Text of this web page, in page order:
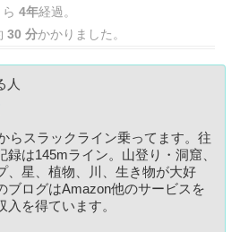
ら 4年経過。
30 分かかりました。
人
らスラックライン乗ってます。往
録は145mライン。山登り・洞窟、
、星、植物、川、生き物が大好
ブログはAmazon他のサービスを
入を得ています。